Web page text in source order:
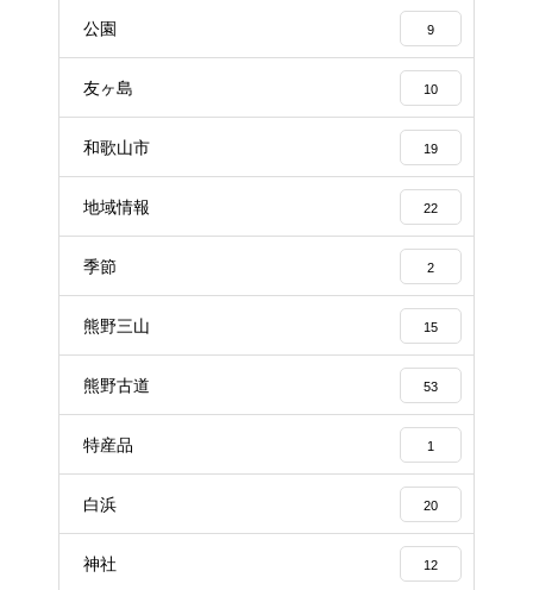
公園 9
友ヶ島 10
和歌山市 19
地域情報 22
季節 2
熊野三山 15
熊野古道 53
特産品 1
白浜 20
神社 12